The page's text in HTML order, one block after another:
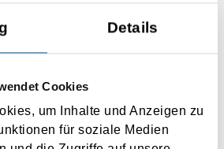
Details
Cookies
um Inhalte und Anzeigen zu
für soziale Medien